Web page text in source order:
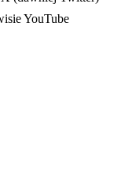
YouTube